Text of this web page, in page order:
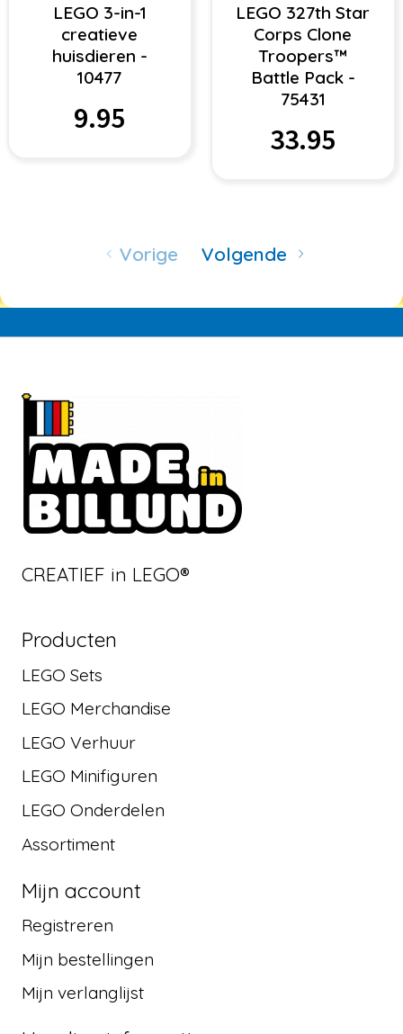
LEGO 3-in-1
creatieve
huisdieren -
10477
9.95
LEGO 327th Star
Corps Clone
Troopers™
Battle Pack -
75431
33.95
Vorige Volgende
CREATIEF in LEGO®
Producten
LEGO Sets
LEGO Merchandise
LEGO Verhuur
LEGO Minifiguren
LEGO Onderdelen
Assortiment
Mijn account
Registreren
Mijn bestellingen
Mijn verlanglijst